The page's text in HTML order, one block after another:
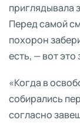
приглядывала
Перед самой
похорон
есть, — вот это
«Когда в
собирались
согласно